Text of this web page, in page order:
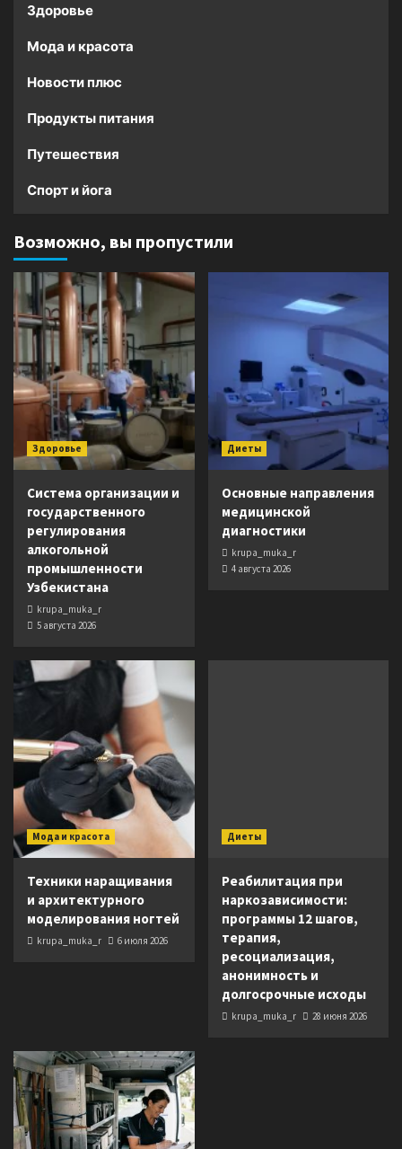
Здоровье
Мода и красота
Новости плюс
Продукты питания
Путешествия
Спорт и йога
Возможно, вы пропустили
Здоровье
Система организации и
государственного
регулирования
алкогольной
промышленности
Узбекистана
krupa_muka_r
5 августа 2026
Диеты
Основные направления
медицинской
диагностики
krupa_muka_r
4 августа 2026
Мода и красота
Техники наращивания
и архитектурного
моделирования ногтей
krupa_muka_r 6 июля 2026
Диеты
Реабилитация при
наркозависимости:
программы 12 шагов,
терапия,
ресоциализация,
анонимность и
долгосрочные исходы
krupa_muka_r 28 июня 2026